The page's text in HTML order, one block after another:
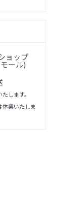
ョップ
ール)
します。
業いたしま